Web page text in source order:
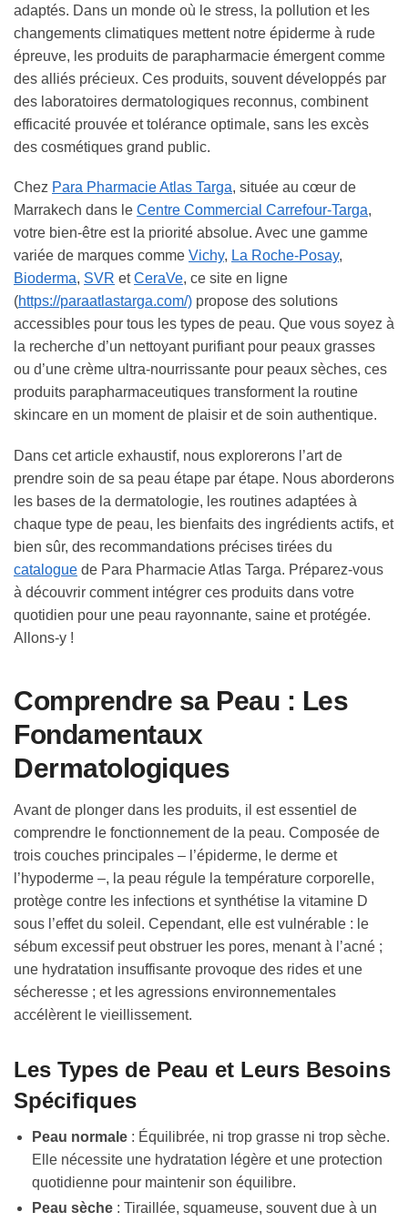
adaptés. Dans un monde où le stress, la pollution et les
changements climatiques mettent notre épiderme à rude
épreuve, les produits de parapharmacie émergent comme
des alliés précieux. Ces produits, souvent développés par
des laboratoires dermatologiques reconnus, combinent
efficacité prouvée et tolérance optimale, sans les excès
des cosmétiques grand public.
Chez Para Pharmacie Atlas Targa, située au cœur de
Marrakech dans le Centre Commercial Carrefour-Targa,
votre bien-être est la priorité absolue. Avec une gamme
variée de marques comme Vichy, La Roche-Posay,
Bioderma, SVR etCeraVe, ce site en ligne
(https://paraatlastarga.com/) propose des solutions
accessibles pour tous les types de peau. Que vous soyez à
la recherche d’un nettoyant purifiant pour peaux grasses
ou d’une crème ultra-nourrissante pour peaux sèches, ces
produits parapharmaceutiques transforment la routine
skincare en un moment de plaisir et de soin authentique.
Dans cet article exhaustif, nous explorerons l’art de
prendre soin de sa peau étape par étape. Nous aborderons
les bases de la dermatologie, les routines adaptées à
chaque type de peau, les bienfaits des ingrédients actifs, et
bien sûr, des recommandations précises tirées du
catalogue de Para Pharmacie Atlas Targa. Préparez-vous
à découvrir comment intégrer ces produits dans votre
quotidien pour une peau rayonnante, saine et protégée.
Allons-y !
Comprendre sa Peau : Les
Fondamentaux
Dermatologiques
Avant de plonger dans les produits, il est essentiel de
comprendre le fonctionnement de la peau. Composée de
trois couches principales – l’épiderme, le derme et
l’hypoderme –, la peau régule la température corporelle,
protège contre les infections et synthétise la vitamine D
sous l’effet du soleil. Cependant, elle est vulnérable : le
sébum excessif peut obstruer les pores, menant à l’acné ;
une hydratation insuffisante provoque des rides et une
sécheresse ; et les agressions environnementales
accélèrent le vieillissement.
Les Types de Peau et Leurs Besoins
Spécifiques
Peau normale : Équilibrée, ni trop grasse ni trop sèche.
Elle nécessite une hydratation légère et une protection
quotidienne pour maintenir son équilibre.
Peau sèche : Tiraillée, squameuse, souvent due à un